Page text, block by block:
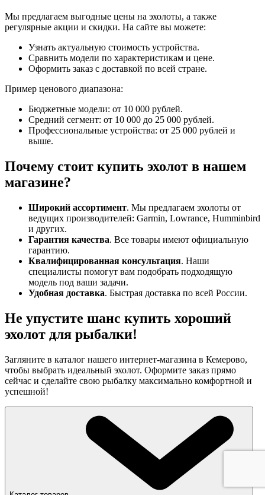
Мы предлагаем выгодные цены на эхолоты, а также
регулярные акции и скидки. На сайте вы можете:
Узнать актуальную стоимость устройства.
Сравнить модели по характеристикам и цене.
Оформить заказ с доставкой по всей стране.
Пример ценового диапазона:
Бюджетные модели: от 10 000 рублей.
Средний сегмент: от 10 000 до 25 000 рублей.
Профессиональные устройства: от 25 000 рублей и
выше.
Почему стоит купить эхолот в нашем
магазине?
Широкий ассортимент. Мы предлагаем эхолоты от
ведущих производителей: Garmin, Lowrance, Humminbird
и других.
Гарантия качества. Все товары имеют официальную
гарантию.
Квалифицированная консультация. Наши
специалисты помогут вам подобрать подходящую
модель под ваши задачи.
Удобная доставка. Быстрая доставка по всей России.
Не упустите шанс купить хороший
эхолот для рыбалки!
Загляните в каталог нашего интернет-магазина в Кемерово,
чтобы выбрать идеальный эхолот. Оформите заказ прямо
сейчас и сделайте свою рыбалку максимально комфортной и
успешной!